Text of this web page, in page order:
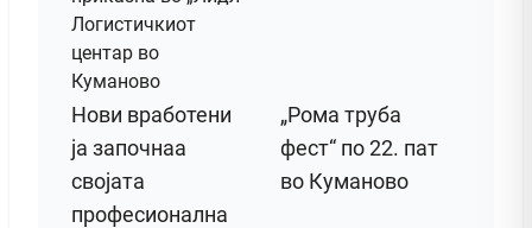
Нови вработени
ја започнаа
својата
професионална
„Рома труба
фест“ по 22. пат
во Куманово